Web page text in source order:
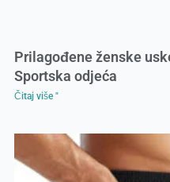
Prilagođene ženske
Sportska odjeća
Čitaj više "